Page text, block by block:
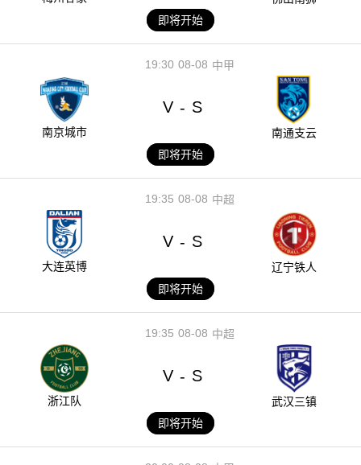
即将开始
08-08
19:30 中甲
南京城市
V - S
南通支云
即将开始
08-08
19:35 中超
大连英博
V - S
辽宁铁人
即将开始
08-08
19:35 中超
浙江队
V - S
武汉三镇
即将开始